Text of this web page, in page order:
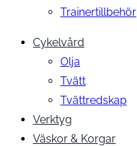
Trainertillbehör
Cykelvård
Olja
Tvätt
Tvättredskap
Verktyg
Väskor & Korgar